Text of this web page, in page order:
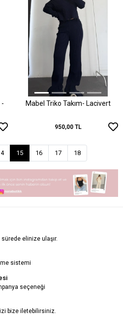
-
Mabel Triko Takım- Lacivert
950,00 TL
15 16 17 18
elinize ulaşır.
sistemi
seçeneği
bize iletebilirsiniz.